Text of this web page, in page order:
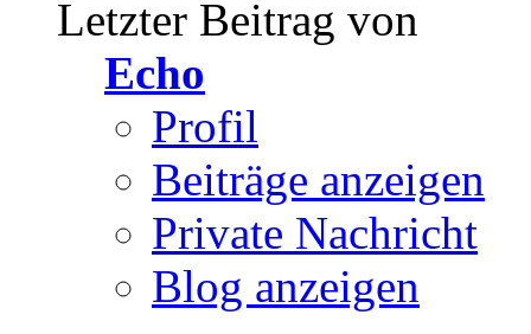
Letzter Beitrag von
Echo
Profil
Beiträge anzeigen
Private Nachricht
Blog anzeigen